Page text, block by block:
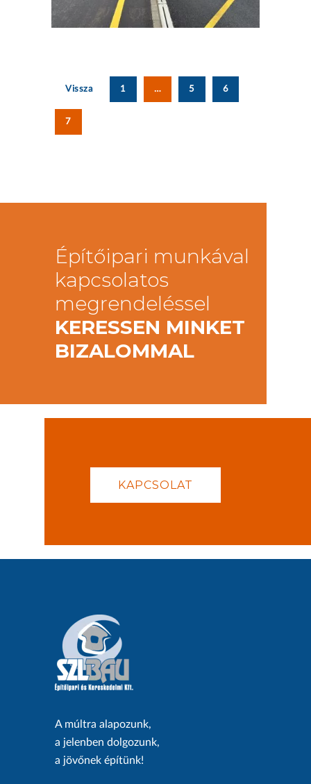
Vissza 1 … 5 6
7
Építőipari munkával
kapcsolatos
megrendeléssel
KERESSEN MINKET
BIZALOMMAL
KAPCSOLAT
A múltra alapozunk,
a jelenben dolgozunk,
a jövőnek építünk!